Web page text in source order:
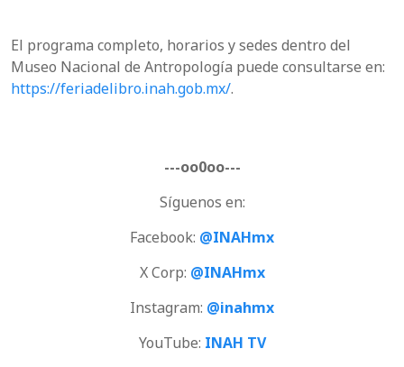
El programa completo, horarios y sedes dentro del
Museo Nacional de Antropología puede consultarse en:
https://feriadelibro.inah.gob.mx/.
---oo0oo---
Síguenos en:
Facebook: @INAHmx
X Corp: @INAHmx
Instagram: @inahmx
YouTube: INAH TV